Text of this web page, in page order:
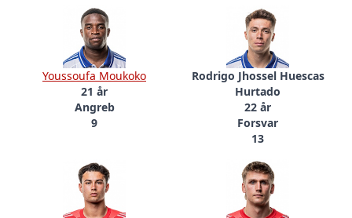
Youssoufa Moukoko
21 år
Angreb
9
Rodrigo Jhossel Huescas
Hurtado
22 år
Forsvar
13